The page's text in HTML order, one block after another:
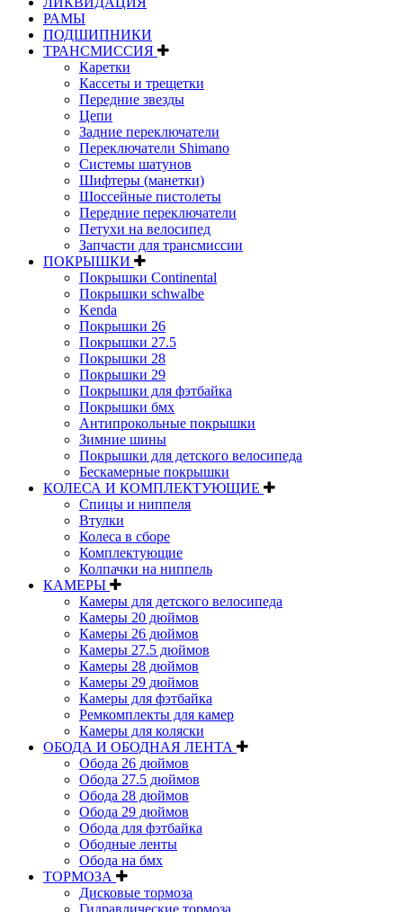
РАМЫ
ПОДШИПНИКИ
ТРАНСМИССИЯ
Каретки
Кассеты и трещетки
Передние звезды
Цепи
Задние переключатели
Переключатели Shimano
Системы шатунов
Шифтеры (манетки)
Шоссейные пистолеты
Передние переключатели
Петухи на велосипед
Запчасти для трансмиссии
ПОКРЫШКИ
Покрышки Continental
Покрышки schwalbe
Kenda
Покрышки 26
Покрышки 27.5
Покрышки 28
Покрышки 29
Покрышки для фэтбайка
Покрышки бмх
Антипрокольные покрышки
Зимние шины
Покрышки для детского велосипеда
Бескамерные покрышки
КОЛЕСА И КОМПЛЕКТУЮЩИЕ
Спицы и ниппеля
Втулки
Колеса в сборе
Комплектующие
Колпачки на ниппель
КАМЕРЫ
Камеры для детского велосипеда
Камеры 20 дюймов
Камеры 26 дюймов
Камеры 27.5 дюймов
Камеры 28 дюймов
Камеры 29 дюймов
Камеры для фэтбайка
Ремкомплекты для камер
Камеры для коляски
ОБОДА И ОБОДНАЯ ЛЕНТА
Обода 26 дюймов
Обода 27.5 дюймов
Обода 28 дюймов
Обода 29 дюймов
Обода для фэтбайка
Ободные ленты
Обода на бмх
ТОРМОЗА
Дисковые тормоза
Гидравлические тормоза